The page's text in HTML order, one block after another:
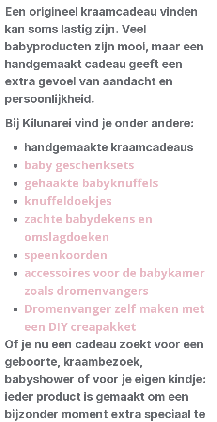
Een origineel kraamcadeau vinden
kan soms lastig zijn. Veel
babyproducten zijn mooi, maar een
handgemaakt cadeau geeft een
extra gevoel van aandacht en
persoonlijkheid.
Bij Kilunarei vind je onder andere:
handgemaakte kraamcadeaus
baby geschenksets
gehaakte babyknuffels
knuffeldoekjes
zachte babydekens en
omslagdoeken
speenkoorden
accessoires voor de babykamer
zoals dromenvangers
Dromenvanger zelf maken met
een DIY creapakket
Of je nu een cadeau zoekt voor een
geboorte, kraambezoek,
babyshower of voor je eigen kindje:
ieder product is gemaakt om een
bijzonder moment extra speciaal te